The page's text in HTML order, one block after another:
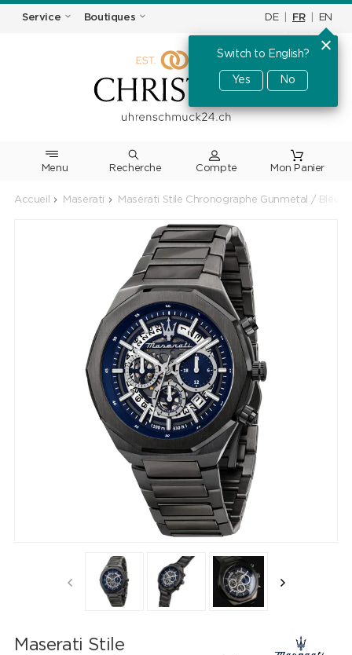
Service Boutiques DE FR EN
Switch to English?
Yes No
Menu Recherche
Accueil Maserati Maserati Stile Chronographe Gunmetal / Bleu
Maserati Stile